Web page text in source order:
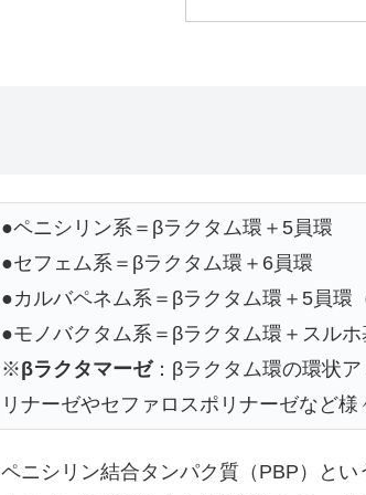
●ペニシリン系＝βラクタム環＋5員環
●セフェム系＝βラクタム環＋6員環
●カルバペネム系＝βラクタム環＋5員環
●モノバクタム系＝βラクタム環＋スルホ
※βラクタマーゼ：βラクタム環の環状
リナーゼやセファロスポリナーゼなど
ペニシリン結合タンパク質（PBP）と